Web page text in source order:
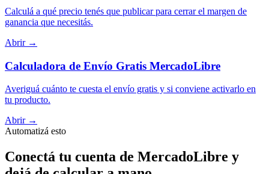
Calculá a qué precio tenés que publicar para cerrar el margen de
ganancia que necesitás.
Abrir →
Calculadora de Envío Gratis MercadoLibre
Averiguá cuánto te cuesta el envío gratis y si conviene activarlo en
tu producto.
Abrir →
Automatizá esto
Conectá tu cuenta de MercadoLibre y